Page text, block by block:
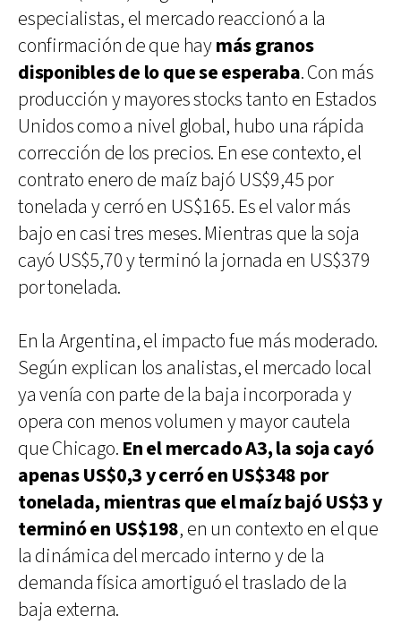
especialistas, el mercado reaccionó a la
confirmación de que haymás granos
disponibles de lo que se esperaba. Con más
producción y mayores stocks tanto en Estados
Unidos como a nivel global, hubo una rápida
corrección de los precios. En ese contexto, el
contrato enero de maíz bajó US$9,45 por
tonelada y cerró en US$165. Es el valor más
bajo en casi tres meses. Mientras que la soja
cayó US$5,70 y terminó la jornada en US$379
por tonelada.
En la Argentina, el impacto fue más moderado.
Según explican los analistas, el mercado local
ya venía con parte de la baja incorporada y
opera con menos volumen y mayor cautela
que Chicago. En el mercado A3, la soja cayó
apenas US$0,3 y cerró en US$348 por
tonelada, mientras que el maíz bajó US$3 y
terminó en US$198, en un contexto en el que
la dinámica del mercado interno y de la
demanda física amortiguó el traslado de la
baja externa.